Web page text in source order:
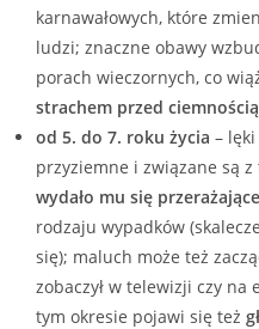
karnawałowych, które
ludzi; znaczne obawy
porach wieczornych, co
strachem przed ciemnością
od 5. do 7. roku życia –
przyziemne i związane są z
wydało mu się przerażające
rodzaju wypadków
się); maluch może też
zobaczył w telewizji czy
tym okresie pojawi się też